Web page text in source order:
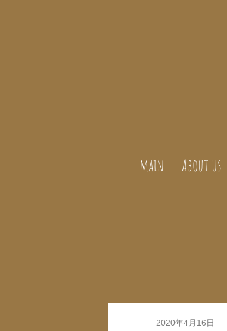
main About us
2020年4月16日